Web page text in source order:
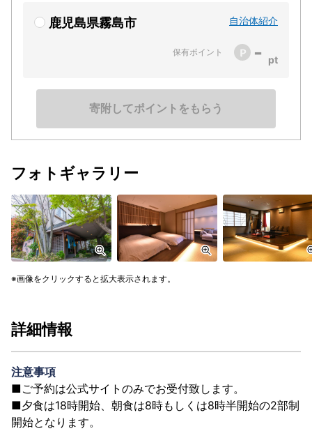
鹿児島県霧島市 自治体紹介
保有ポイント -
寄附してポイントをもらう
フォトギャラリー
画像をクリックすると拡大表示されます。
詳細情報
注意事項
■ご予約は公式サイトのみでお受付致します。
■夕食は18時開始、朝食は8時もしくは8時半開始の2部制
開始となります。